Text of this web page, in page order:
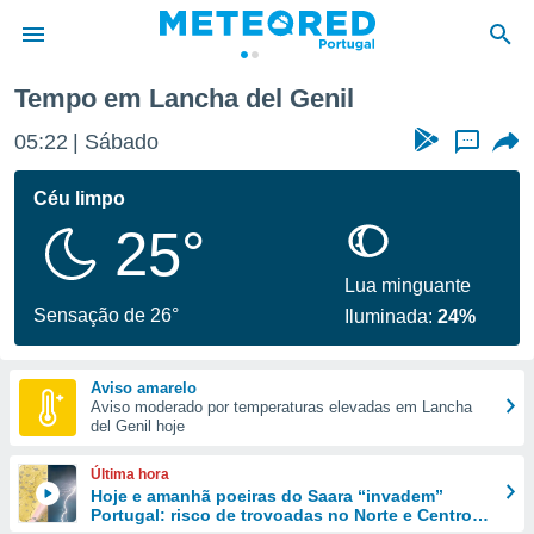
da
foi
fornecidas
a este
das
e
forma
digital
Tempo em Lancha del Genil
05:22 Sábado ...
Céu limpo
25°
Sensação de 26°
Lua minguante
Iluminada:24%
Aviso amarelo
Aviso moderado por temperaturas elevadas em Lancha
del Genil hoje
Última hora
Hoje e amanhã poeiras do Saara “invadem”
Portugal: risco de trovoadas no Norte e Centro